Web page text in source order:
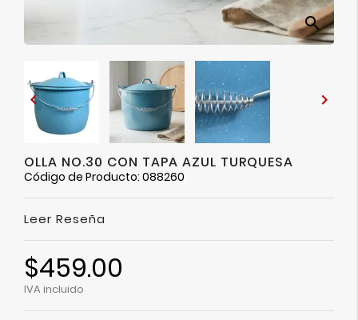
search
 
OLLA NO.30 CON TAPA AZUL TURQUESA
Código de Producto: 088260
Leer Reseña
$459.00
IVA incluido